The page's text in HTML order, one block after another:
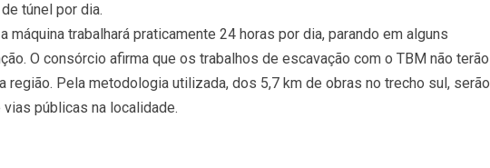
túnel por dia.
máquina trabalhará praticamente 24 horas por dia, parando em alguns
O consórcio afirma que os trabalhos de escavação com o TBM não terão
região. Pela metodologia utilizada, dos 5,7 km de obras no trecho sul, serão
públicas na localidade.